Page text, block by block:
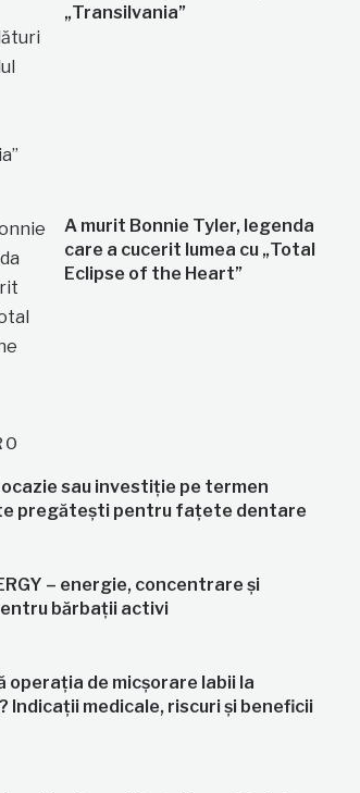
„Transilvania”
A murit Bonnie Tyler, legenda
care a cucerit lumea cu „Total
Eclipse of the Heart”
sau investiție pe termen
te pregătești pentru fațete dentare
– energie, concentrare și
bărbații activi
operația de micșorare labii la
Indicații medicale, riscuri și beneficii